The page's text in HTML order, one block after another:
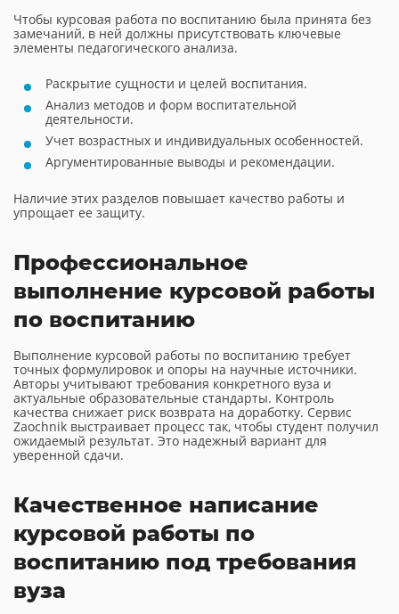
Чтобы курсовая работа по воспитанию была принята без
замечаний, в ней должны присутствовать ключевые
элементы педагогического анализа.
Раскрытие сущности и целей воспитания.
Анализ методов и форм воспитательной
деятельности.
Учет возрастных и индивидуальных особенностей.
Аргументированные выводы и рекомендации.
Наличие этих разделов повышает качество работы и
упрощает ее защиту.
Профессиональное
выполнение курсовой работы
по воспитанию
Выполнение курсовой работы по воспитанию требует
точных формулировок и опоры на научные источники.
Авторы учитывают требования конкретного вуза и
актуальные образовательные стандарты. Контроль
качества снижает риск возврата на доработку. Сервис
Zaochnik выстраивает процесс так, чтобы студент получил
ожидаемый результат. Это надежный вариант для
уверенной сдачи.
Качественное написание
курсовой работы по
воспитанию под требования
вуза